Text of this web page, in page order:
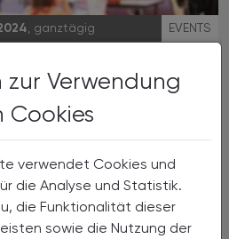
Verwendung
Cookies
verwendet Cookies und
die Analyse und Statistik.
die Funktionalität dieser
sowie die Nutzung der
, ganztägig EVENTS
für
(ISHP)